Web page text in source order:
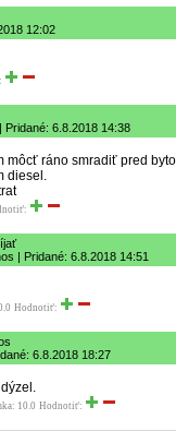
12:02
6.8.2018 14:38
môcť ráno smradiť pred
diesel.
| Pridané: 6.8.2018 14:51
Hodnotiť:
6.8.2018 18:27
10.0 Hodnotiť: